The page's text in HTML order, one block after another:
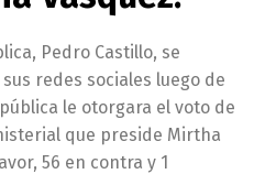
Pedro Castillo, se
redes sociales luego de
le otorgara el voto de
que preside Mirtha
56 en contra y 1